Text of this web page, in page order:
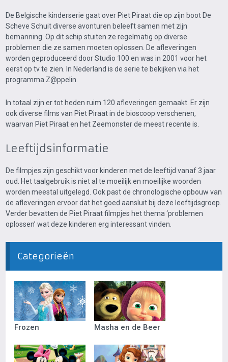
De Belgische kinderserie gaat over Piet Piraat die op zijn boot De
Scheve Schuit diverse avonturen beleeft samen met zijn
bemanning. Op dit schip stuiten ze regelmatig op diverse
problemen die ze samen moeten oplossen. De afleveringen
worden geproduceerd door Studio 100 en was in 2001 voor het
eerst op tv te zien. In Nederland is de serie te bekijken via het
programma Z@ppelin.
In totaal zijn er tot heden ruim 120 afleveringen gemaakt. Er zijn
ook diverse films van Piet Piraat in de bioscoop verschenen,
waarvan Piet Piraat en het Zeemonster de meest recente is.
Leeftijdsinformatie
De filmpjes zijn geschikt voor kinderen met de leeftijd vanaf 3 jaar
oud. Het taalgebruik is niet al te moeilijk en moeilijke woorden
worden meestal uitgelegd. Ook past de chronologische opbouw van
de afleveringen ervoor dat het goed aansluit bij deze leeftijdsgroep.
Verder bevatten de Piet Piraat filmpjes het thema ‘problemen
oplossen’ wat deze kinderen erg interessant vinden.
Categorieën
Frozen Masha en de Beer